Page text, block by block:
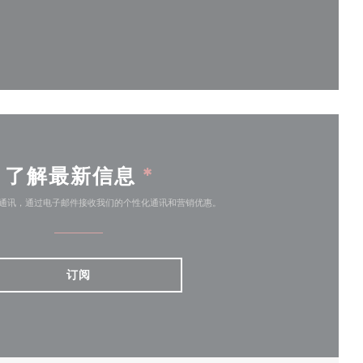
了解最新信息 *
讯，通过电子邮件接收我们的个性化通讯和营销优惠。
订阅